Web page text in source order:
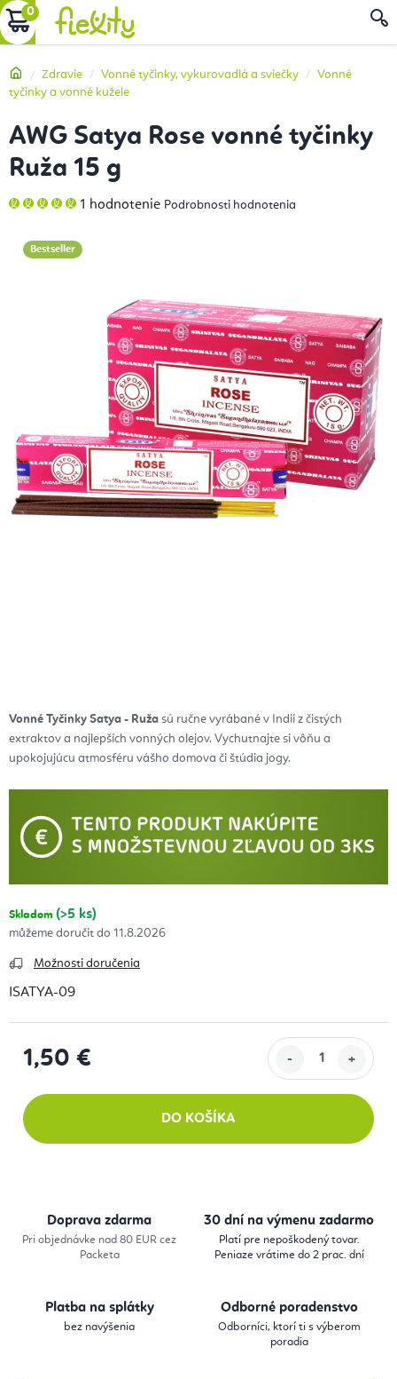
Prejsť
na
NÁKUPNÝ
Domov
Zdravie Vonné tyčinky, vykurovadlá a sviečky
Vonné
tyčinky a vonné kužele
Vonné Tyčinky Satya - Ruža sú ručne vyrábané v Indii z čistých
extraktov a najlepších vonných olejov. Vychutnajte si vôňu a
upokojujúcu atmosféru vášho domova či štúdia jogy.
Skladom (>5 ks)
11.8.2026
Možnosti doručenia
ISATYA-09
1,50 €
DO KOŠÍKA
AWG Satya Rose vonné tyčinky
Ruža 15 g
Priemerné
hodnotenie
5,0
z
1 hodnotenie Podrobnosti hodnotenia
Bestseller
Doprava zdarma
Pri objednávke nad 80 EUR cez
Packeta
30 dní na výmenu zadarmo
Platí pre nepoškodený tovar.
Peniaze vrátime do 2 prac. dní
Platba na splátky
bez navýšenia
Odborné poradenstvo
Odborníci, ktorí ti s výberom
poradia